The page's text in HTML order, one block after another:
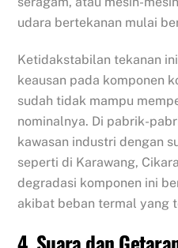
udara bertekanan mulai
Ketidakstabilan tekanan
keausan pada komponen
sudah tidak mampu
nominalnya. Di pabrik-
kawasan industri dengan
seperti di Karawang,
degradasi komponen ini
akibat beban termal yang